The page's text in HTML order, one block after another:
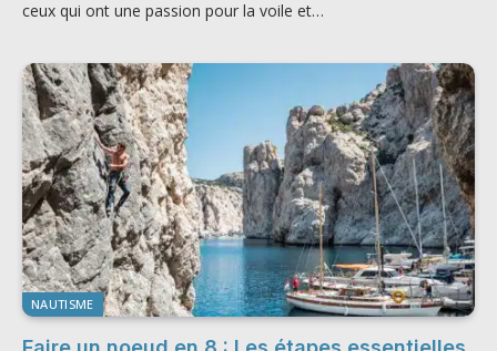
ceux qui ont une passion pour la voile et…
NAUTISME